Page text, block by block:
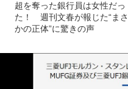
超を奪った銀行員は女性だっ
た！ 週刊文春が報じた“まさ
かの正体”に驚きの声